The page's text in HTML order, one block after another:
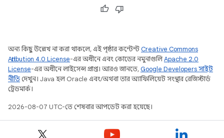
অন্য কিছু উল্লেখ না করা থাকলে, এই পৃষ্ঠার কন্টেন্টCreative Commons
Attribution 4.0 License-এর অধীনে এবং কোডের নমুনাগুলিApache 2.0
License-এর অধীনে লাইসেন্স প্রাপ্ত। আরও জানতে,Google Developers সাইট
নীতি দেখুন। Java হল Oracle এবং/অথবা তার অ্যাফিলিয়েট সংস্থার রেজিস্টার্ড
ট্রেডমার্ক।
2026-08-07 UTC-তে শেষবার আপডেট করা হয়েছে।